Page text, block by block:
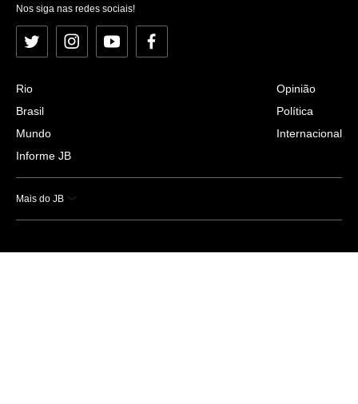
Nos siga nas redes sociais!
Twitter InstagramYouTubeFacebook
Rio
Brasil
Mundo
Informe JB
Opinião
Política
Internacional
Mais do JB
Esportes